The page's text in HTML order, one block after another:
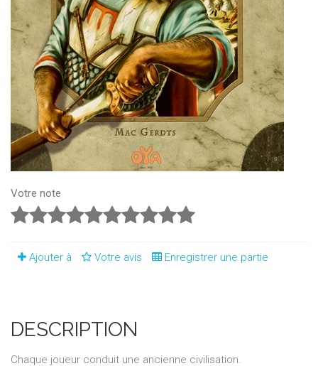
Votre note
Ajouter à Votre avis Enregistrer une partie
DESCRIPTION
Chaque joueur conduit une ancienne civilisation.